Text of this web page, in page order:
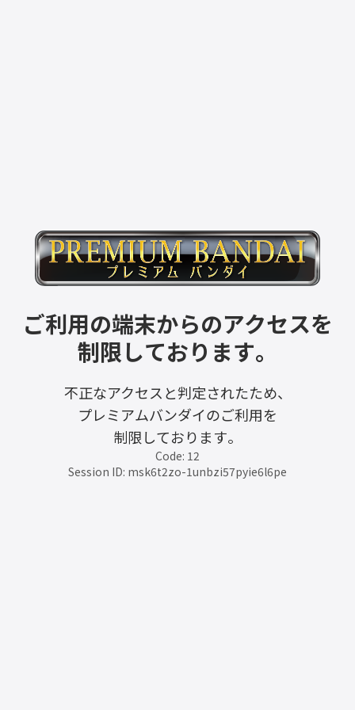
ご利用の端末からのアクセスを
制限しております。
不正なアクセスと判定されたため、
プレミアムバンダイのご利用を
制限しております。
Code: 12
Session ID: msk6t2zo-1unbzi57pyie6l6pe